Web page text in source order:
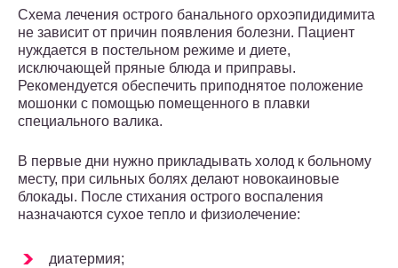
Схема лечения острого банального орхоэпидидимита
не зависит от причин появления болезни. Пациент
нуждается в постельном режиме и диете,
исключающей пряные блюда и приправы.
Рекомендуется обеспечить приподнятое положение
мошонки с помощью помещенного в плавки
специального валика.
В первые дни нужно прикладывать холод к больному
месту, при сильных болях делают новокаиновые
блокады. После стихания острого воспаления
назначаются сухое тепло и физиолечение:
диатермия;